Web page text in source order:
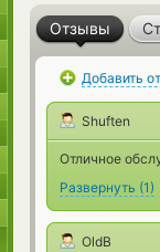
Отзывы
Добавить
Shuften
Отличное
Развернуть (1)
OldB